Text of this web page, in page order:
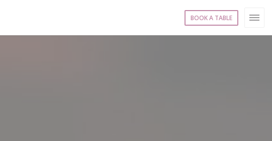
BOOK A TABLE